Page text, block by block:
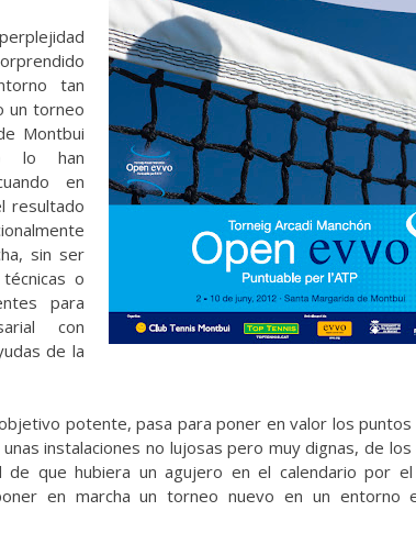
tan
un torneo
Montbui
lo han
en
resultado
sin ser
o
para
con
de la
potente, pasa para poner en valor los
instalaciones no lujosas pero muy dignas, de
que hubiera un agujero en el calendario por
en marcha un torneo nuevo en un entorno